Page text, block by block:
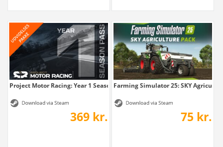
Project Motor Racing: Year 1 Season Pass
369 kr.
Farming Simulator 25: SKY
75 kr.